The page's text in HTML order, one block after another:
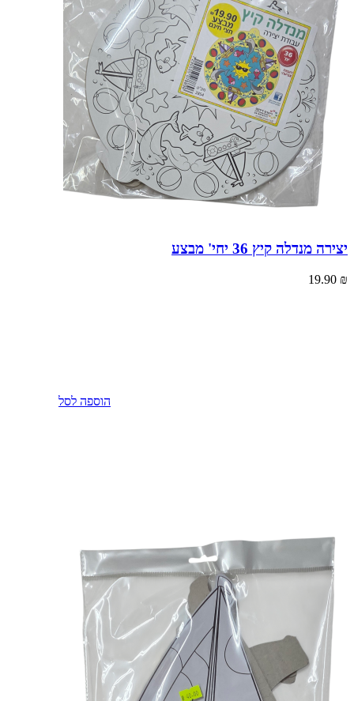
יצירה מנדלה קיץ 36 יחי' מבצע
19.90 ₪
הוספה לסל